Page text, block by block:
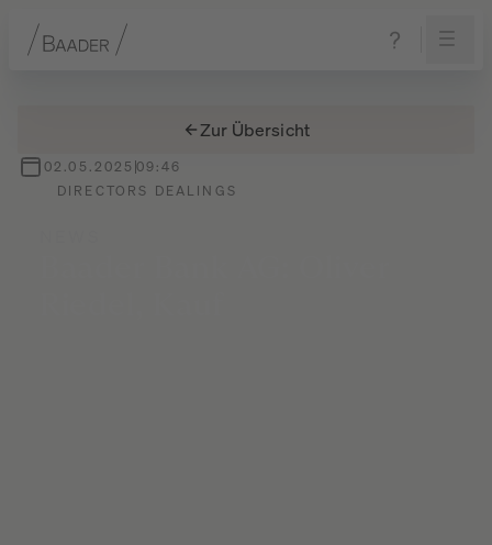
Zur Übersicht
DIRECTORS DEALINGS
02.05.2025 09:46